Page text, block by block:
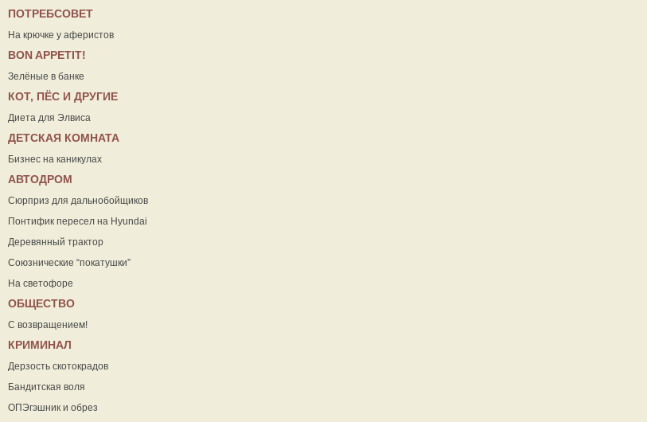
ПОТРЕБСОВЕТ
На крючке у аферистов
ВON APPETIT!
Зелёные в банке
КОТ, ПЁС И ДРУГИЕ
Диета для Элвиса
ДЕТСКАЯ КОМНАТА
Бизнес на каникулах
АВТОДРОМ
Сюрприз для дальнобойщиков
Понтифик пересел на Hyundai
Деревянный трактор
Союзнические “покатушки”
На светофоре
ОБЩЕСТВО
С возвращением!
КРИМИНАЛ
Дерзость скотокрадов
Бандитская воля
ОПЭгэшник и обрез